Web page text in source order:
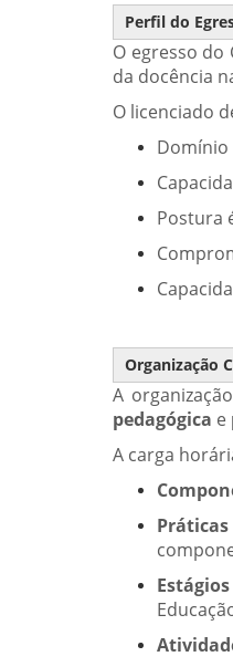
Perfil do
O egresso do
da docência
O licenciado
Domínio
Postura
Organização
A
pedagógica e
A carga